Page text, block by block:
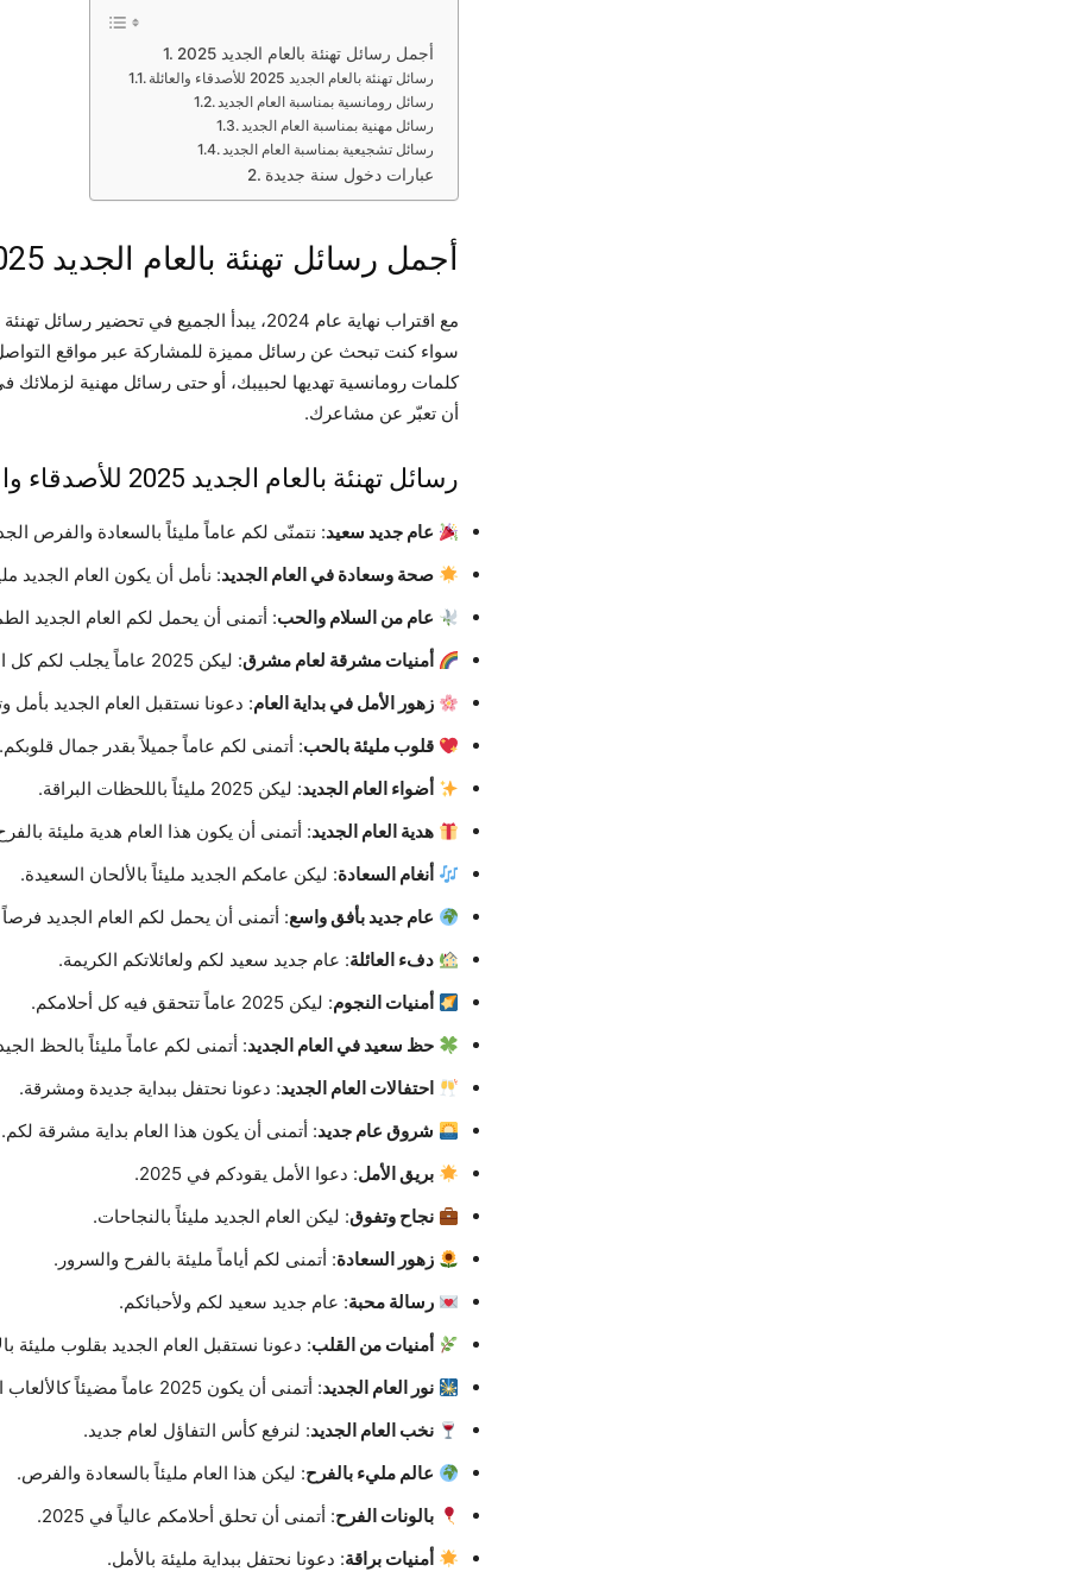
أجمل رسائل تهنئة بالعام الجديد 2025
رسائل تهنئة بالعام الجديد 2025 للأصدقاء والعائلة
رسائل رومانسية بمناسبة العام الجديد
رسائل مهنية بمناسبة العام الجديد
رسائل تشجيعية بمناسبة العام الجديد
عبارات دخول سنة جديدة
أجمل رسائل تهنئة بالعام الجديد 2025
سواء كنت تبحث عن رسائل مميزة للمشاركة عبر مواقع
كلمات رومانسية تهديها لحبيبك، أو حتى رسائل مهنية لزملائك
أن تعبّر عن مشاعرك.
رسائل تهنئة بالعام الجديد 2025 للأصدقاء والعائلة
عام جديد سعيد: نتمنّى لكم عاماً مليئاً بالسعادة والفرص
صحة وسعادة في العام الجديد: نأمل أن يكون العام الجديد
عام من السلام والحب: أتمنى أن يحمل لكم العام الجديد
أمنيات مشرقة لعام مشرق: ليكن 2025 عاماً يجلب لكم كل الخير والنجاح.
زهور الأمل في بداية العام: دعونا نستقبل العام الجديد بأمل
قلوب مليئة بالحب: أتمنى لكم عاماً جميلاً بقدر جمال
أضواء العام الجديد: ليكن 2025 مليئاً باللحظات البراقة.
هدية العام الجديد: أتمنى أن يكون هذا العام هدية مليئة
أنغام السعادة: ليكن عامكم الجديد مليئاً بالألحان السعيدة.
عام جديد بأفق واسع: أتمنى أن يحمل لكم العام الجديد
دفء العائلة: عام جديد سعيد لكم ولعائلاتكم الكريمة.
أمنيات النجوم: ليكن 2025 عاماً تتحقق فيه كل أحلامكم.
حظ سعيد في العام الجديد: أتمنى لكم عاماً مليئاً بالحظ
احتفالات العام الجديد: دعونا نحتفل ببداية جديدة ومشرقة.
شروق عام جديد: أتمنى أن يكون هذا العام بداية مشرقة لكم.
بريق الأمل: دعوا الأمل يقودكم في 2025.
نجاح وتفوق: ليكن العام الجديد مليئاً بالنجاحات.
زهور السعادة: أتمنى لكم أياماً مليئة بالفرح والسرور.
رسالة محبة: عام جديد سعيد لكم ولأحبائكم.
أمنيات من القلب: دعونا نستقبل العام الجديد بقلوب مليئة
نور العام الجديد: أتمنى أن يكون 2025 عاماً مضيئاً كالألعاب النارية.
نخب العام الجديد: لنرفع كأس التفاؤل لعام جديد.
عالم مليء بالفرح: ليكن هذا العام مليئاً بالسعادة والفرص.
بالونات الفرح: أتمنى أن تحلق أحلامكم عالياً في 2025.
أمنيات براقة: دعونا نحتفل ببداية مليئة بالأمل.